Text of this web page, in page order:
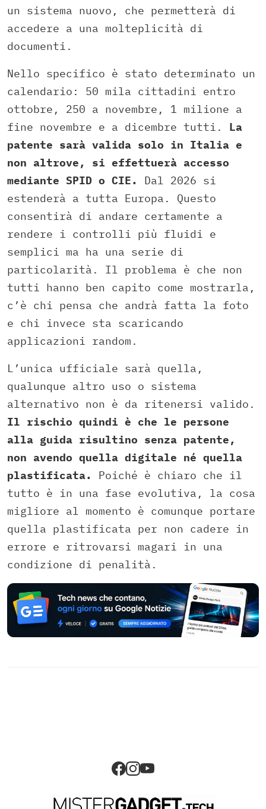
un sistema nuovo, che permetterà di
accedere a una molteplicità di
documenti.
Nello specifico è stato determinato un
calendario: 50 mila cittadini entro
ottobre, 250 a novembre, 1 milione a
fine novembre e a dicembre tutti. La
patente sarà valida solo in Italia e
non altrove, si effettuerà accesso
mediante SPID o CIE.
Dal 2026 si
estenderà a tutta Europa. Questo
consentirà di andare certamente a
rendere i controlli più fluidi e
semplici ma ha una serie di
particolarità. Il problema è che non
tutti hanno ben capito come mostrarla,
c’è chi pensa che andrà fatta la foto
e chi invece sta scaricando
applicazioni random.
L’unica ufficiale sarà quella,
qualunque altro uso o sistema
alternativo non è da ritenersi valido.
Il rischio quindi è che le persone
alla guida risultino senza patente,
non avendo quella digitale né quella
plastificata.
Poiché è chiaro che il
tutto è in una fase evolutiva, la cosa
migliore al momento è comunque portare
quella plastificata per non cadere in
errore e ritrovarsi magari in una
condizione di penalità.